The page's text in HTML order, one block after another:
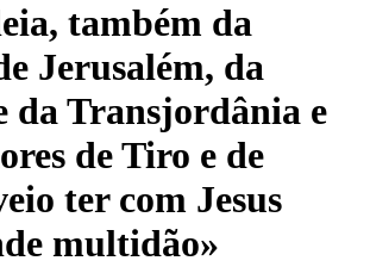
também da
Jerusalém, da
da Transjordânia e
de Tiro e de
ter com Jesus
multidão»